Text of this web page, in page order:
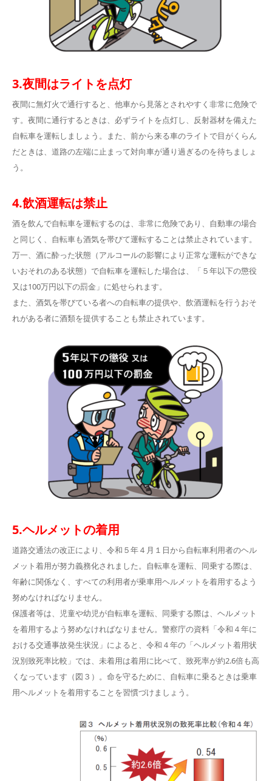
3.夜間はライトを点灯
夜間に無灯火で通行すると、他車から見落とされやすく非常に危険で
す。夜間に通行するときは、必ずライトを点灯し、反射器材を備えた
自転車を運転しましょう。また、前から来る車のライトで目がくらん
だときは、道路の左端に止まって対向車が通り過ぎるのを待ちましょ
う。
4.飲酒運転は禁止
酒を飲んで自転車を運転するのは、非常に危険であり、自動車の場合
と同じく、自転車も酒気を帯びて運転することは禁止されています。
万一、酒に酔った状態（アルコールの影響により正常な運転ができな
いおそれのある状態）で自転車を運転した場合は、「５年以下の懲役
又は100万円以下の罰金」に処せられます。
また、酒気を帯びている者への自転車の提供や、飲酒運転を行うおそ
れがある者に酒類を提供することも禁止されています。
5.ヘルメットの着用
道路交通法の改正により、令和５年４月１日から自転車利用者のヘル
メット着用が努力義務化されました。自転車を運転、同乗する際は、
年齢に関係なく、すべての利用者が乗車用ヘルメットを着用するよう
努めなければなりません。
保護者等は、児童や幼児が自転車を運転、同乗する際は、ヘルメット
を着用するよう努めなければなりません。警察庁の資料「令和４年に
おける交通事故発生状況」によると、令和４年の「ヘルメット着用状
況別致死率比較」では、未着用は着用に比べて、致死率が約2.6倍も高
くなっています（図３）。命を守るために、自転車に乗るときは乗車
用ヘルメットを着用することを習慣づけましょう。